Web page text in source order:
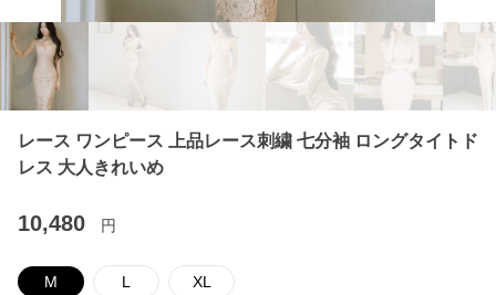
レース ワンピース 上品レース刺繍 七分袖 ロングタイトド
レス 大人きれいめ
10,480 円
M L XL